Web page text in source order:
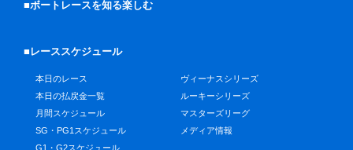
■ボートレースを知る楽しむ
■レーススケジュール
本日のレース
本日の払戻金一覧
月間スケジュール
SG・PG1スケジュール
G1・G2スケジュール
ヴィーナスシリーズ
ルーキーシリーズ
マスターズリーグ
メディア情報